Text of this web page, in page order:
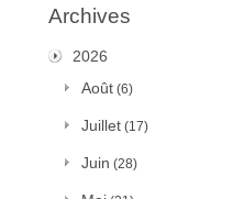
Archives
2026
Août (6)
Juillet (17)
Juin (28)